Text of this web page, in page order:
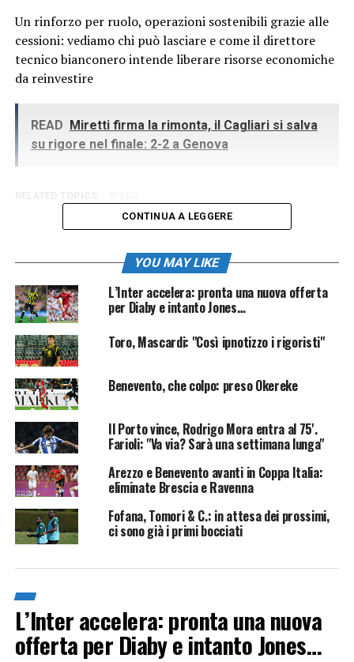
Un rinforzo per ruolo, operazioni sostenibili grazie alle
cessioni: vediamo chi può lasciare e come il direttore
tecnico bianconero intende liberare risorse economiche
da reinvestire
READ Miretti firma la rimonta, il Cagliari si salva
su rigore nel finale: 2-2 a Genova
CONTINUA A LEGGERE
YOU MAY LIKE
L’Inter accelera: pronta una nuova offerta
per Diaby e intanto Jones…
Toro, Mascardi: "Così ipnotizzo i rigoristi"
Benevento, che colpo: preso Okereke
Il Porto vince, Rodrigo Mora entra al 75'.
Farioli: "Va via? Sarà una settimana lunga"
Arezzo e Benevento avanti in Coppa Italia:
eliminate Brescia e Ravenna
Fofana, Tomori & C.: in attesa dei prossimi,
ci sono già i primi bocciati
L’Inter accelera: pronta una nuova
offerta per Diaby e intanto Jones…